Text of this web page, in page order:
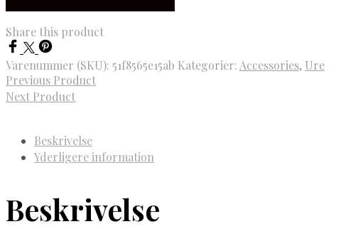
Share this product
Varenummer (SKU): 51f8565e15ab Kategorier: Accessories, Ure
Previous Product
Next Product
Beskrivelse
Yderligere information
Beskrivelse